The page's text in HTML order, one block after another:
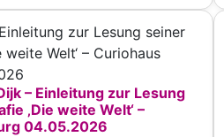
– Einleitung zur Lesung
‚Die weite Welt‘ –
04.05.2026